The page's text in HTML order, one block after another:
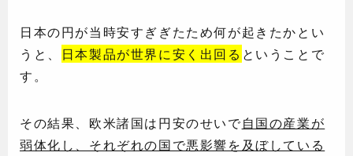
日本の円が当時安すぎぎたため何が起きたかとい
うと、 日本製品が世界に安く出回る ということで
す。
その結果、欧米諸国は円安のせいで自国の産業が
弱体化し、それぞれの国で悪影響を及ぼしている